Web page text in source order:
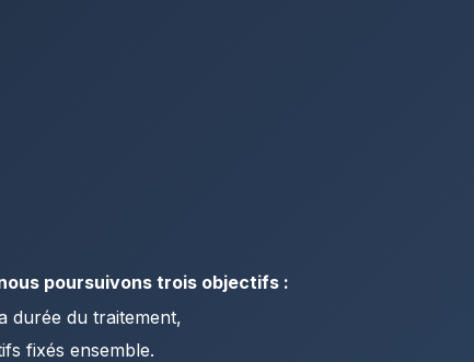
poursuivons trois objectifs :
durée du traitement,
fixés ensemble.